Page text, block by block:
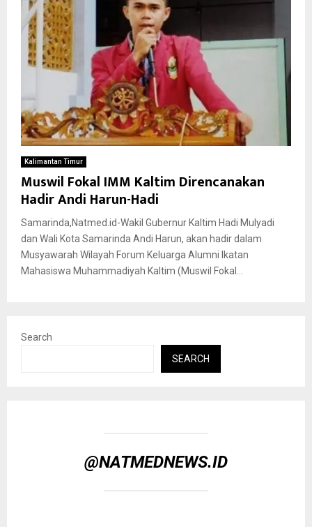
Kalimantan Timur
Muswil Fokal IMM Kaltim Direncanakan
Hadir Andi Harun-Hadi
Samarinda,Natmed.id-Wakil Gubernur Kaltim Hadi Mulyadi
dan Wali Kota Samarinda Andi Harun, akan hadir dalam
Musyawarah Wilayah Forum Keluarga Alumni Ikatan
Mahasiswa Muhammadiyah Kaltim (Muswil Fokal...
Search
SEARCH
@NATMEDNEWS.ID